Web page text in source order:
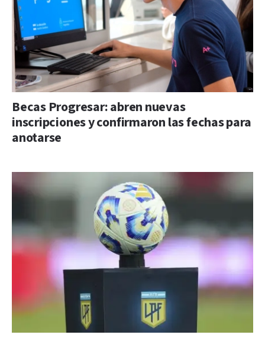
Becas Progresar: abren nuevas
inscripciones y confirmaron las fechas para
anotarse